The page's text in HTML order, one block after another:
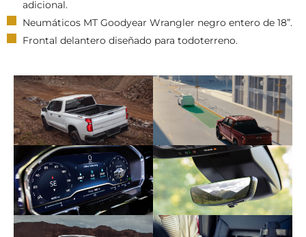
adicional.
Neumáticos MT Goodyear Wrangler negro entero de 18”.
Frontal delantero diseñado para todoterreno.